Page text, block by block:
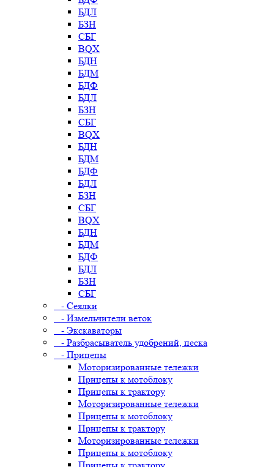
БДЛ
БЗН
СБГ
BQX
БДН
БДМ
БДФ
БДЛ
БЗН
СБГ
BQX
БДН
БДМ
БДФ
БДЛ
БЗН
СБГ
BQX
БДН
БДМ
БДФ
БДЛ
БЗН
СБГ
- Сеялки
- Измельчители веток
- Экскаваторы
- Разбрасыватель удобрений, песка
- Прицепы
Моторизированные тележки
Прицепы к мотоблоку
Прицепы к трактору
Моторизированные тележки
Прицепы к мотоблоку
Прицепы к трактору
Моторизированные тележки
Прицепы к мотоблоку